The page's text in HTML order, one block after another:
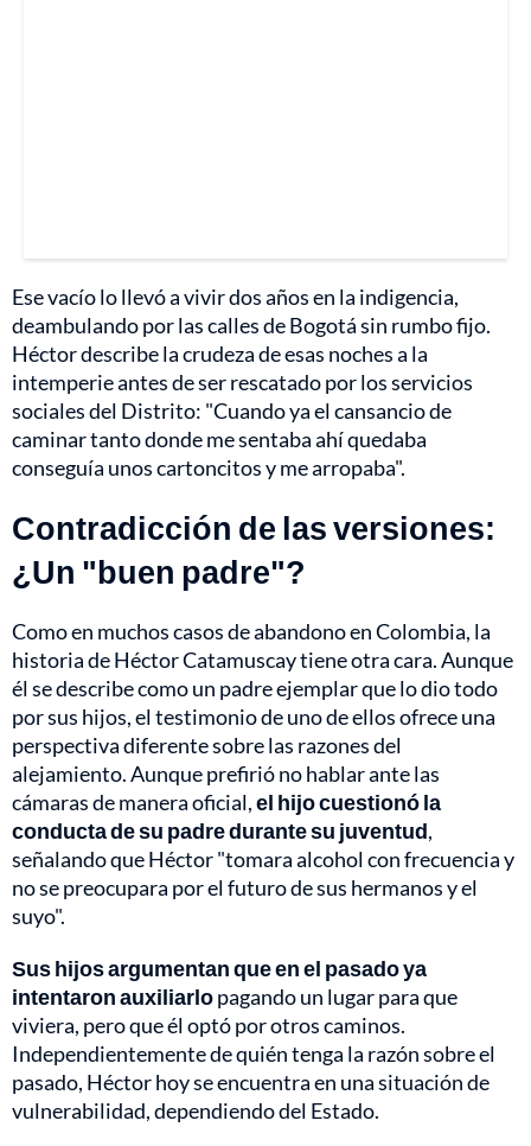
Ese vacío lo llevó a vivir dos años en la indigencia,
deambulando por las calles de Bogotá sin rumbo fijo.
Héctor describe la crudeza de esas noches a la
intemperie antes de ser rescatado por los servicios
sociales del Distrito: "Cuando ya el cansancio de
caminar tanto donde me sentaba ahí quedaba
conseguía unos cartoncitos y me arropaba".
Contradicción de las versiones:
¿Un "buen padre"?
Como en muchos casos de abandono en Colombia, la
historia de Héctor Catamuscay tiene otra cara. Aunque
él se describe como un padre ejemplar que lo dio todo
por sus hijos, el testimonio de uno de ellos ofrece una
perspectiva diferente sobre las razones del
alejamiento. Aunque prefirió no hablar ante las
cámaras de manera oficial,el hijo cuestionó la
conducta de su padre durante su juventud,
señalando que Héctor "tomara alcohol con frecuencia y
no se preocupara por el futuro de sus hermanos y el
suyo".
Sus hijos argumentan que en el pasado ya
intentaron auxiliarlopagando un lugar para que
viviera, pero que él optó por otros caminos.
Independientemente de quién tenga la razón sobre el
pasado, Héctor hoy se encuentra en una situación de
vulnerabilidad, dependiendo del Estado.